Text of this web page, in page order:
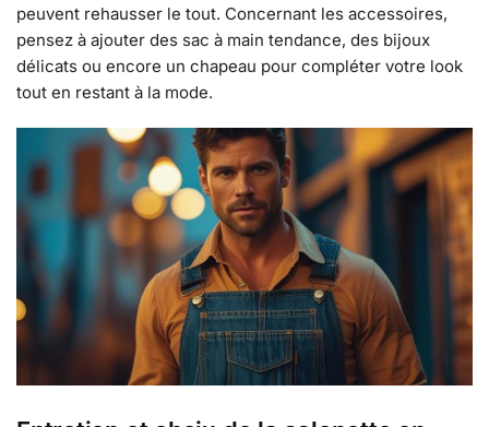
peuvent rehausser le tout. Concernant les accessoires,
pensez à ajouter des sac à main tendance, des bijoux
délicats ou encore un chapeau pour compléter votre look
tout en restant à la mode.